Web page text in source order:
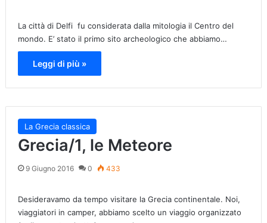
La città di Delfi fu considerata dalla mitologia il Centro del
mondo. E’ stato il primo sito archeologico che abbiamo…
Leggi di più »
La Grecia classica
Grecia/1, le Meteore
9 Giugno 2016 0 433
Desideravamo da tempo visitare la Grecia continentale. Noi,
viaggiatori in camper, abbiamo scelto un viaggio organizzato